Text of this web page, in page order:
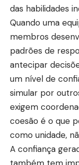
das habilidades
Quando uma
membros
padrões de
antecipar
um nível de
simular por
exigem
coesão é o que
como unidade,
A confiança